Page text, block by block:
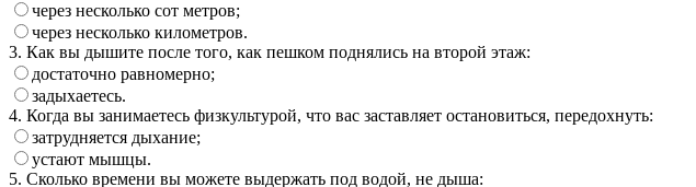
через несколько сот метров;
через несколько километров.
3. Как вы дышите после того, как пешком поднялись на второй этаж:
достаточно равномерно;
задыхаетесь.
4. Когда вы занимаетесь физкультурой, что вас заставляет остановиться, передохнуть:
затрудняется дыхание;
устают мышцы.
5. Сколько времени вы можете выдержать под водой, не дыша: